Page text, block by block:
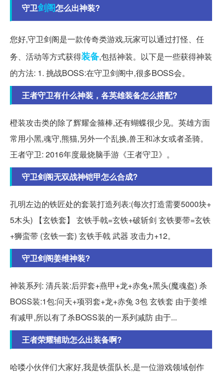
守卫剑阁怎么出神装?
您好,守卫剑阁是一款传奇类游戏,玩家可以通过打怪、任
务、活动等方式获得装备,包括神装。以下是一些获得神装
的方法: 1. 挑战BOSS:在守卫剑阁中,很多BOSS会。
王者守卫有什么神装，各英雄装备怎么搭配?
橙装攻击类的除了辉耀金箍棒,还有蝴蝶很少见。英雄方面
常用小黑,魂守,熊猫,另外一个乱换,兽王和冰女或者圣骑。
王者守卫: 2016年度最烧脑手游《王者守卫》。
守卫剑阁无双战神铠甲怎么合成?
孔明左边的铁匠处的套装打造列表:(每次打造需要5000块+
5木头) 【玄铁套】 玄铁手戟=玄铁+破斩剑 玄铁要带=玄铁
+狮蛮带 (玄铁一套) 玄铁手戟 武器 攻击力+12。
守卫剑阁姜维神装?
神装系列: 清兵装:后羿套+燕甲+龙+赤兔+黑头(魔魂盔) 杀
BOSS装:1包:问天+项羽套+龙+赤兔 3包 玄铁套 由于姜维
有减甲,所以有了杀BOSS装的一系列减防 由于...
王者荣耀辅助怎么出装备啊?
哈喽小伙伴们大家好,我是铁蛋队长,是一位游戏领域创作